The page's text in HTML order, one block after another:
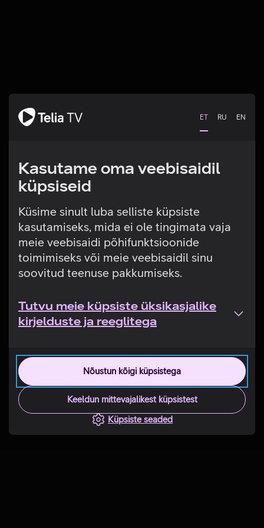
ET RU EN
Kasutame oma veebisaidil
küpsiseid
Küsime sinult luba selliste küpsiste
kasutamiseks, mida ei ole tingimata vaja
meie veebisaidi põhifunktsioonide
toimimiseks või meie veebisaidil sinu
soovitud teenuse pakkumiseks.
Tutvu meie küpsiste üksikasjalike
kirjelduste ja reeglitega
Nõustun kõigi küpsistega
Keeldun mittevajalikest küpsistest
Küpsiste seaded
Tehniline viga